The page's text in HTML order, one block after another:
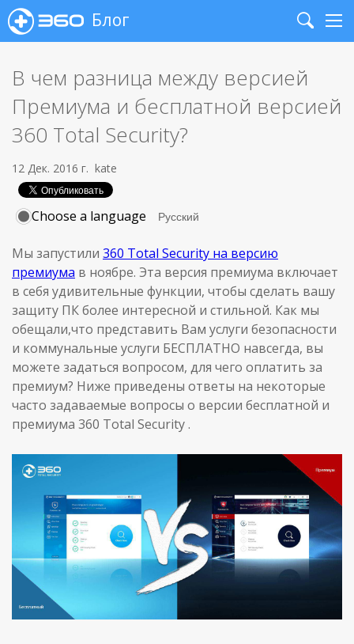
Блог
Search
В чем разница между версией
Премиума и бесплатной версией
360 Total Security?
12 Дек. 2016 г. kate
Choose a language
Мы запустили 360 Total Security на версию
премиума в ноябре. Эта версия премиума включает
в себя удивительные функции, чтобы сделать вашу
защиту ПК более интересной и стильной. Как мы
обещали,что представить Вам услуги безопасности
и коммунальные услуги БЕСПЛАТНО навсегда, вы
можете задаться вопросом, для чего оплатить за
премиум? Ниже приведены ответы на некоторые
часто задаваемые вопросы о версии бесплатной и
премиума 360 Total Security .